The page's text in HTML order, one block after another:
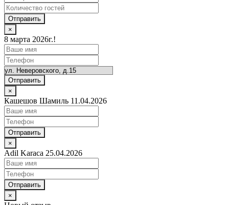
Отправить
×
8 марта 2026г.!
Отправить
×
Кашешов Шамиль 11.04.2026
Отправить
×
Adil Karaca 25.04.2026
Отправить
×